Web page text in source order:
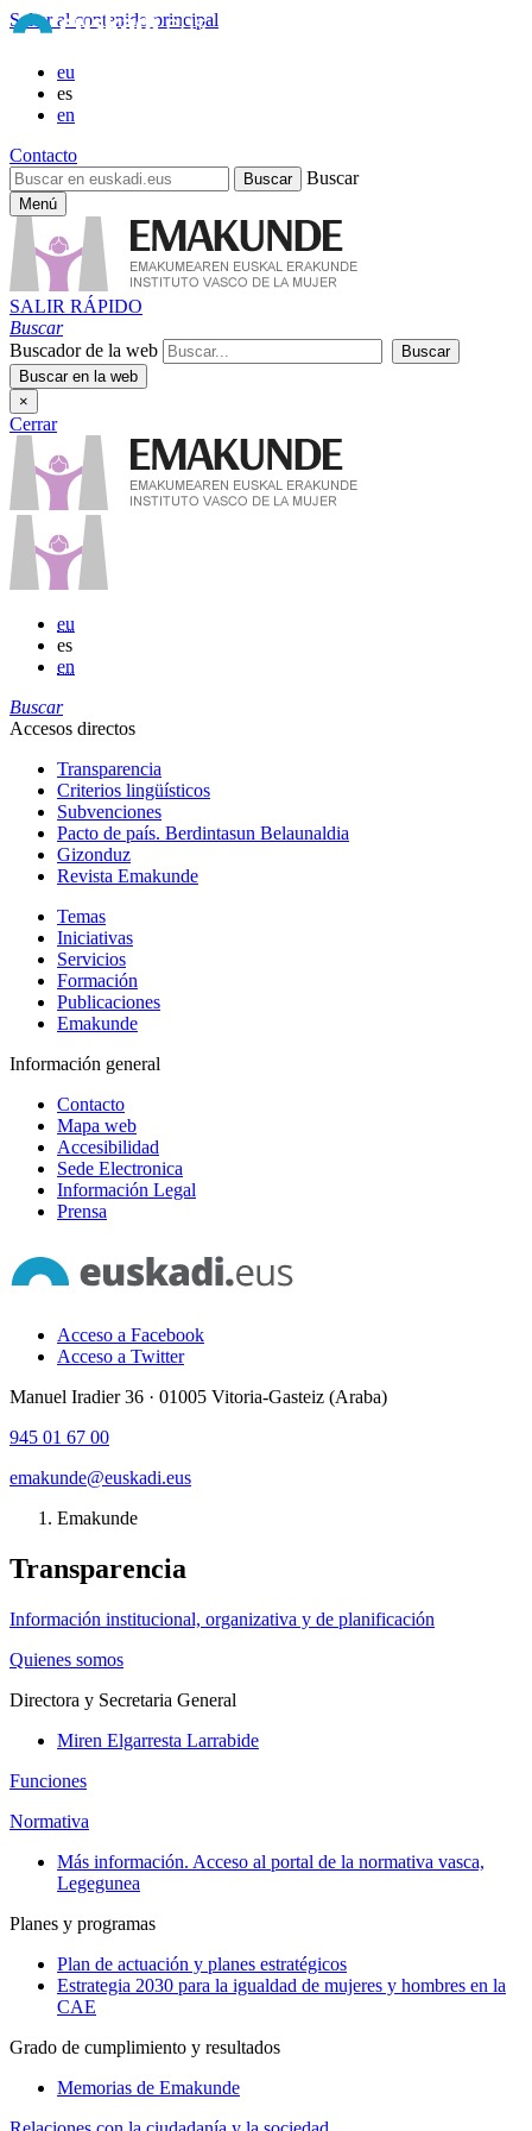
Saltar al contenido principal
eu
es
en
Contacto
Buscar
Menú
SALIR RÁPIDO
Buscar
Buscador de la web
×
Cerrar
eu
es
en
Buscar
Accesos directos
Transparencia
Criterios lingüísticos
Subvenciones
Pacto de país. Berdintasun Belaunaldia
Gizonduz
Revista Emakunde
Temas
Iniciativas
Servicios
Formación
Publicaciones
Emakunde
Información general
Contacto
Mapa web
Accesibilidad
Sede Electronica
Información Legal
Prensa
Acceso a Facebook
Acceso a Twitter
Manuel Iradier 36 · 01005 Vitoria-Gasteiz (Araba)
945 01 67 00
emakunde@euskadi.eus
Emakunde
Transparencia
Información institucional, organizativa y de planificación
Quienes somos
Directora y Secretaria General
Miren Elgarresta Larrabide
Funciones
Normativa
Más información. Acceso al portal de la normativa vasca,
Legegunea
Planes y programas
Plan de actuación y planes estratégicos
Estrategia 2030 para la igualdad de mujeres y hombres en la
CAE
Grado de cumplimiento y resultados
Memorias de Emakunde